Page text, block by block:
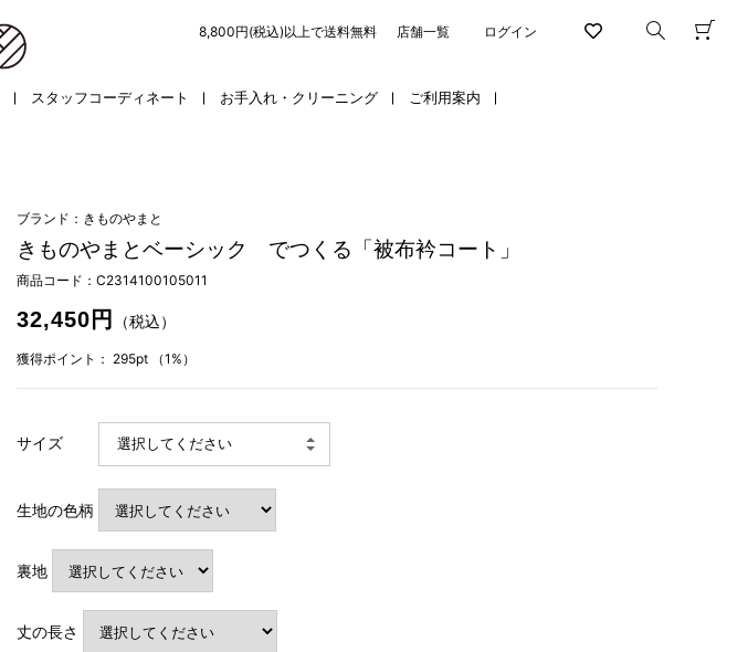
ログイン
8,800円(税込)以上で送料無料 店舗一覧
スタッフコーディネート お手入れ・クリーニング ご利用案内
ブランド：きものやまと
きものやまとベーシック でつくる「被布衿コート」
商品コード： C2314100105011
32,450円 （税込）
獲得ポイント： 295pt （1%）
サイズ
生地の色柄
裏地
丈の長さ